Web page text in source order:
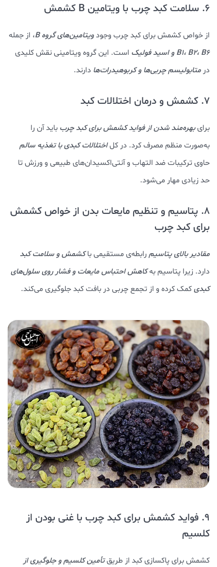
6. سلامت کبد چرب با ویتامین‌ B کشمش
از خواص کشمش برای کبد چرب وجودویتامین‌های گروه B ، از جمله
B1، B2، B6 و اسید فولیک
است. این گروه ویتامینی نقش کلیدی
در متابولیسم چربی‌ها و کربوهیدرات‌ها دارند.
7. کشمش و درمان اختلالات کبد
برایبهر‌ه‌مند شدن از فواید کشمش برای کبد چرب باید آن را
به‌صورت منظم مصرف کرد. در کلاختلالات کبدی با تغذیه سالم
حاوی ترکیبات ضد التهاب و آنتی‌اکسیدان‌های طبیعی و ورزش تا
حد زیادی مهار می‌شود.
8. پتاسیم و تنظیم مایعات بدن از خواص کشمش
برای کبد چرب
مقادیر بالای پتاسیم رابطه‌ی مستقیمی باکشمش و سلامت کبد
دارد. زیرا پتاسیم بهکاهش احتباس مایعات و فشار روی سلول‌های
کبدیکمک کرده و از تجمع چربی در بافت کبد جلوگیری می‌کند.
9. فواید کشمش برای کبد چرب با غنی بودن از
کلسیم
کشمش برای پاکسازی کبد از طریقتأمین کلسیم و جلوگیری از